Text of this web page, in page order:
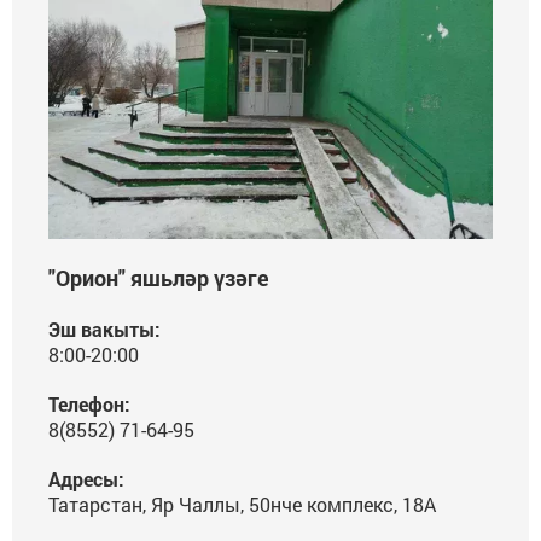
"Орион" яшьләр үзәге
Эш вакыты:
8:00-20:00
Телефон:
8(8552) 71-64-95
Адресы:
Татарстан, Яр Чаллы, 50нче комплекс, 18А